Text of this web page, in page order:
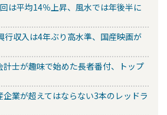
は平均14％上昇、風水では年後半に
行収入は4年ぶり高水準、国産映画が
計士が趣味で始めた長者番付、トップ
企業が超えてはならない3本のレッドラ